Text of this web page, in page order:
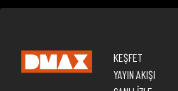
KEŞFET
YAYIN AKIŞI